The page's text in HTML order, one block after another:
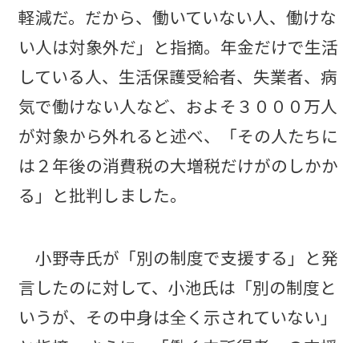
軽減だ。だから、働いていない人、働けな
い人は対象外だ」と指摘。年金だけで生活
している人、生活保護受給者、失業者、病
気で働けない人など、およそ３０００万人
が対象から外れると述べ、「その人たちに
は２年後の消費税の大増税だけがのしかか
る」と批判しました。
小野寺氏が「別の制度で支援する」と発
言したのに対して、小池氏は「別の制度と
いうが、その中身は全く示されていない」